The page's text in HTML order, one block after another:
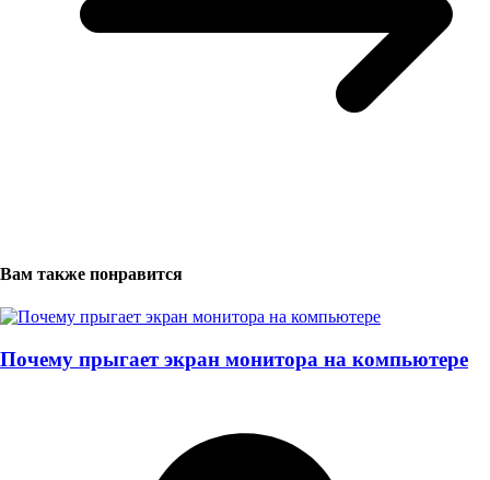
Вам также понравится
Почему прыгает экран монитора на компьютере